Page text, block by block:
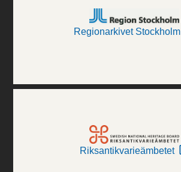
Regionarkivet Stockholm
Riksantikvarieämbetet